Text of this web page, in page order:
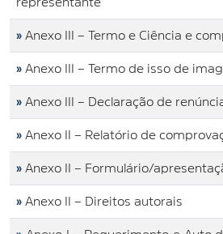
» Anexo III – Termo e Ciência e
» Anexo III – Termo de isso de
» Anexo III – Declaração de
» Anexo II – Relatório de
» Anexo II – Formulário/
» Anexo II – Direitos autorais